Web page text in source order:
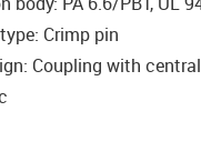
Crimp pin
Coupling with